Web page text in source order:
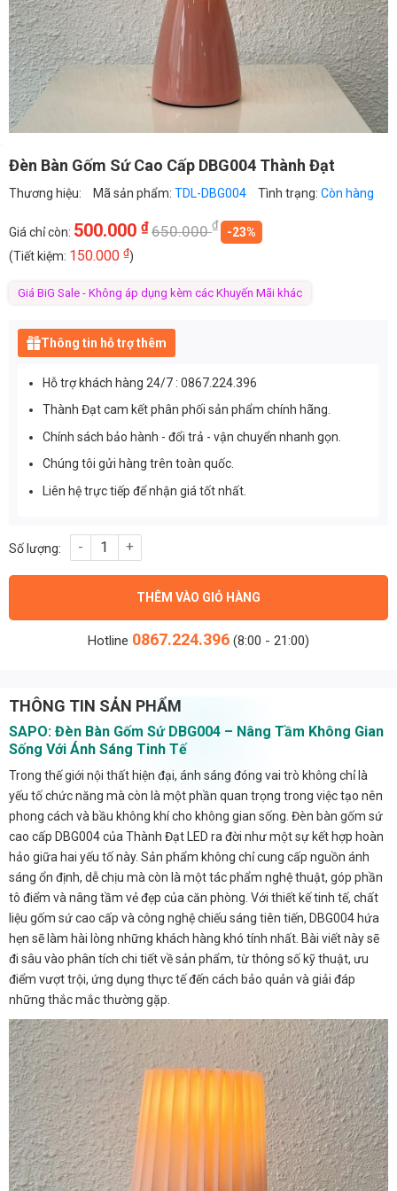
Đèn Bàn Gốm Sứ Cao Cấp DBG004 Thành Đạt
Thương hiệu: Mã sản phẩm: TDL-DBG004 Tình trạng: Còn hàng
Giá chỉ còn: 500.000 ₫650.000₫
-23%
(Tiết kiệm: 150.000 ₫)
Giá BiG Sale - Không áp dụng kèm các Khuyến Mãi khác
Thông tin hỗ trợ thêm
Hỗ trợ khách hàng 24/7 : 0867.224.396
Thành Đạt cam kết phân phối sản phẩm chính hãng.
Chính sách bảo hành - đổi trả - vận chuyển nhanh gọn.
Chúng tôi gửi hàng trên toàn quốc.
Liên hệ trực tiếp để nhận giá tốt nhất.
Đèn Bàn Gốm Sứ Cao Cấp DBG004 Thành Đạt số lượng
THÊM VÀO GIỎ HÀNG
Hotline 0867.224.396 (8:00 - 21:00)
THÔNG TIN SẢN PHẨM
SAPO: Đèn Bàn Gốm Sứ DBG004 – Nâng Tầm Không Gian
Sống Với Ánh Sáng Tinh Tế
Trong thế giới nội thất hiện đại, ánh sáng đóng vai trò không chỉ là
yếu tố chức năng mà còn là một phần quan trọng trong việc tạo nên
phong cách và bầu không khí cho không gian sống. Đèn bàn gốm sứ
cao cấp DBG004 của Thành Đạt LED ra đời như một sự kết hợp hoàn
hảo giữa hai yếu tố này. Sản phẩm không chỉ cung cấp nguồn ánh
sáng ổn định, dễ chịu mà còn là một tác phẩm nghệ thuật, góp phần
tô điểm và nâng tầm vẻ đẹp của căn phòng. Với thiết kế tinh tế, chất
liệu gốm sứ cao cấp và công nghệ chiếu sáng tiên tiến, DBG004 hứa
hẹn sẽ làm hài lòng những khách hàng khó tính nhất. Bài viết này sẽ
đi sâu vào phân tích chi tiết về sản phẩm, từ thông số kỹ thuật, ưu
điểm vượt trội, ứng dụng thực tế đến cách bảo quản và giải đáp
những thắc mắc thường gặp.